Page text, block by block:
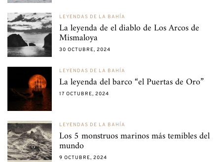
LEYENDAS DE LA BAHÍA
La leyenda de el diablo de Los Arcos de
Mismaloya
30 OCTUBRE, 2024
LEYENDAS DE LA BAHÍA
La leyenda del barco “el Puertas de Oro”
17 OCTUBRE, 2024
LEYENDAS DE LA BAHÍA
Los 5 monstruos marinos más temibles del
mundo
9 OCTUBRE, 2024